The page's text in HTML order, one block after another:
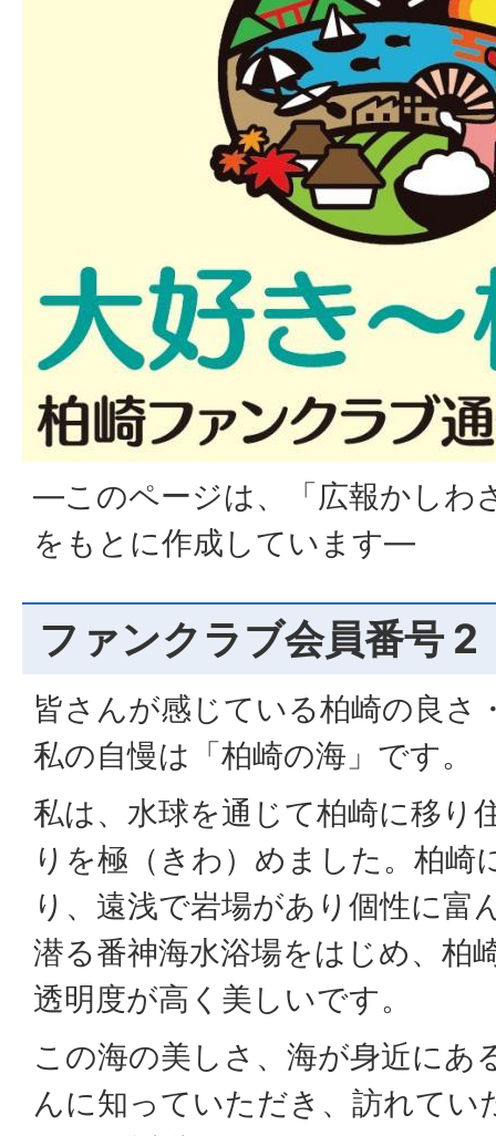
―このページは、「広報かしわ
をもとに作成しています―
ファンクラブ会員番号 2
皆さんが感じている柏崎の良さ
私の自慢は「柏崎の海」です。
私は、水球を通じて柏崎に移り
りを極（きわ）めました。柏崎
り、遠浅で岩場があり個性に富
潜る番神海水浴場をはじめ、柏
透明度が高く美しいです。
この海の美しさ、海が身近にあ
んに知っていただき、訪れてい